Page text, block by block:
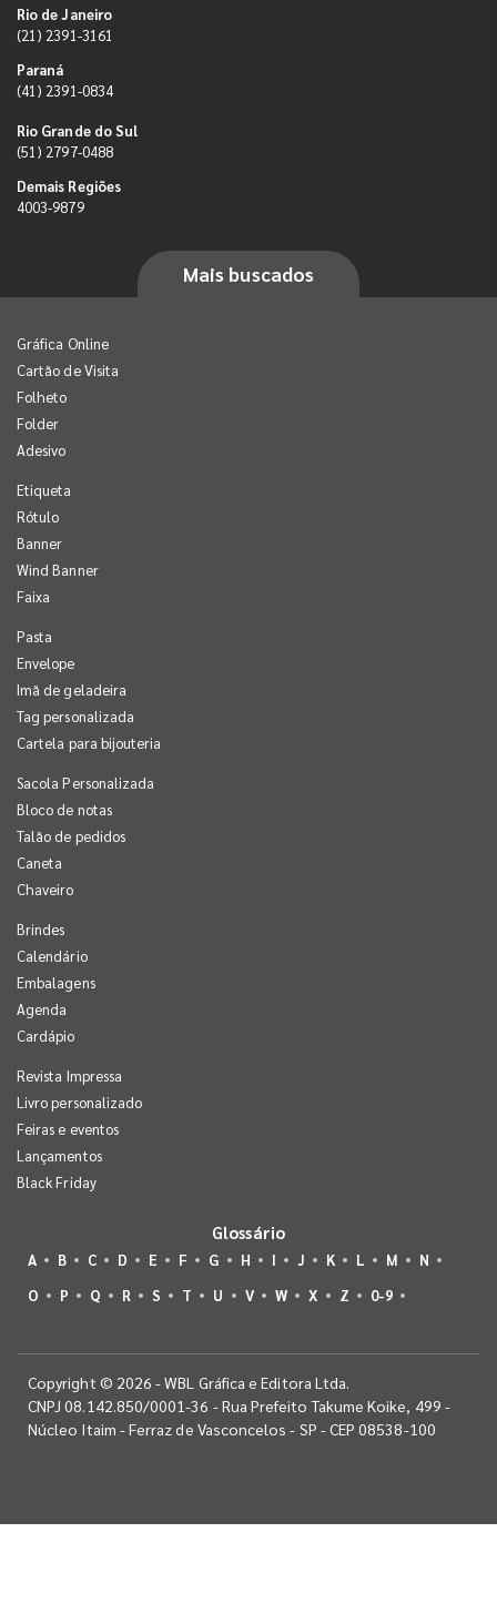
Rio de Janeiro
(21) 2391-3161
Paraná
(41) 2391-0834
Rio Grande do Sul
(51) 2797-0488
Demais Regiões
4003-9879
Mais buscados
Gráfica Online
Cartão de Visita
Folheto
Folder
Adesivo
Etiqueta
Rótulo
Banner
Wind Banner
Faixa
Pasta
Envelope
Imã de geladeira
Tag personalizada
Cartela para bijouteria
Sacola Personalizada
Bloco de notas
Talão de pedidos
Caneta
Chaveiro
Brindes
Calendário
Embalagens
Agenda
Cardápio
Revista Impressa
Livro personalizado
Feiras e eventos
Lançamentos
Black Friday
Glossário
A B C D E F G H I J K L M
N
O
P Q R S T U V W X Z 0-9
Copyright © 2026 - WBL Gráfica e Editora Ltda.
CNPJ 08.142.850/0001-36 - Rua Prefeito Takume Koike, 499 -
Núcleo Itaim - Ferraz de Vasconcelos - SP - CEP 08538-100